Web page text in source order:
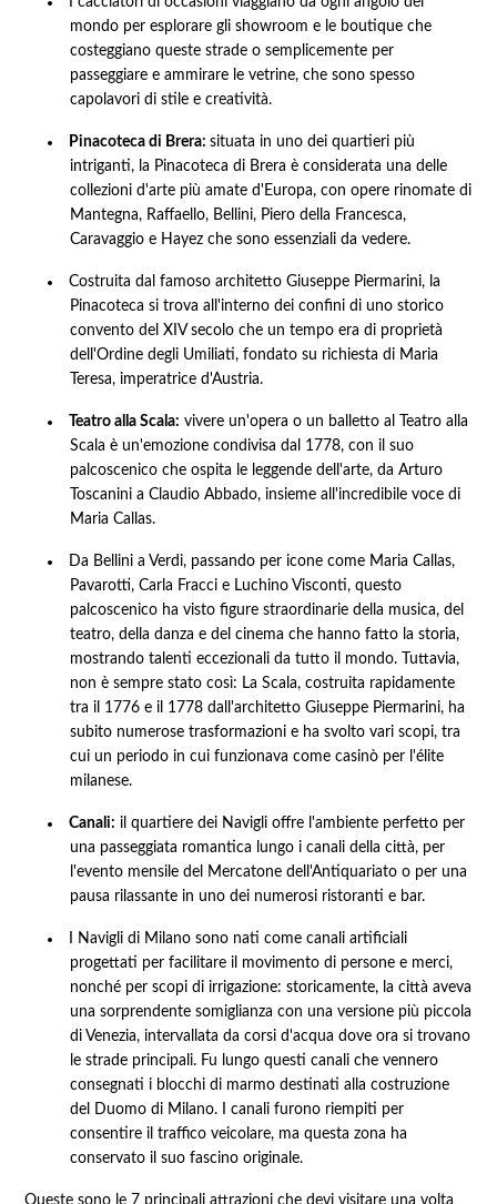
mondo per esplorare gli showroom e le boutique che
costeggiano queste strade o semplicemente per
passeggiare e ammirare le vetrine, che sono spesso
capolavori di stile e creatività.
Pinacoteca di Brera:situata in uno dei quartieri più
intriganti, la Pinacoteca di Brera è considerata una delle
collezioni d'arte più amate d'Europa, con opere rinomate di
Mantegna, Raffaello, Bellini, Piero della Francesca,
Caravaggio e Hayez che sono essenziali da vedere.
Costruita dal famoso architetto Giuseppe Piermarini, la
Pinacoteca si trova all'interno dei confini di uno storico
convento del XIV secolo che un tempo era di proprietà
dell'Ordine degli Umiliati, fondato su richiesta di Maria
Teresa, imperatrice d'Austria.
Teatro alla Scala: vivere un'opera o un balletto al Teatro alla
Scala è un'emozione condivisa dal 1778, con il suo
palcoscenico che ospita le leggende dell'arte, da Arturo
Toscanini a Claudio Abbado, insieme all'incredibile voce di
Maria Callas.
Da Bellini a Verdi, passando per icone come Maria Callas,
Pavarotti, Carla Fracci e Luchino Visconti, questo
palcoscenico ha visto figure straordinarie della musica, del
teatro, della danza e del cinema che hanno fatto la storia,
mostrando talenti eccezionali da tutto il mondo. Tuttavia,
non è sempre stato così: La Scala, costruita rapidamente
tra il 1776 e il 1778 dall'architetto Giuseppe Piermarini, ha
subito numerose trasformazioni e ha svolto vari scopi, tra
cui un periodo in cui funzionava come casinò per l'élite
milanese.
Canali: il quartiere dei Navigli offre l'ambiente perfetto per
una passeggiata romantica lungo i canali della città, per
l'evento mensile del Mercatone dell'Antiquariato o per una
pausa rilassante in uno dei numerosi ristoranti e bar.
I Navigli di Milano sono nati come canali artificiali
progettati per facilitare il movimento di persone e merci,
nonché per scopi di irrigazione: storicamente, la città aveva
una sorprendente somiglianza con una versione più piccola
di Venezia, intervallata da corsi d'acqua dove ora si trovano
le strade principali. Fu lungo questi canali che vennero
consegnati i blocchi di marmo destinati alla costruzione
del Duomo di Milano. I canali furono riempiti per
consentire il traffico veicolare, ma questa zona ha
conservato il suo fascino originale.
Queste sono le 7 principali attrazioni che devi visitare una volta